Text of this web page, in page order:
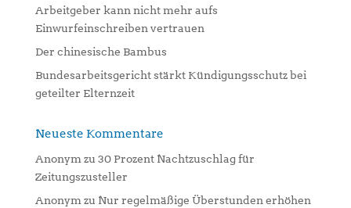
:
Arbeitgeber kann nicht mehr aufs
Einwurfeinschreiben vertrauen
Der chinesische Bambus
Bundesarbeitsgericht stärkt Kündigungsschutz bei
geteilter Elternzeit
Neueste Kommentare
Anonymzu 30 Prozent Nachtzuschlag für
Zeitungszusteller
Anonymzu Nur regelmäßige Überstunden erhöhen